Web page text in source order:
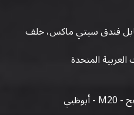
مقابل فندق سيتي ماكس، خلف